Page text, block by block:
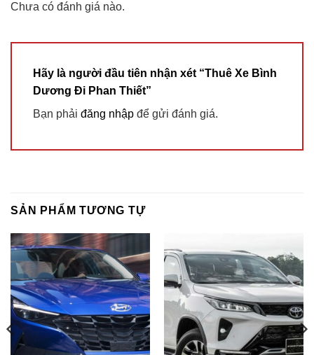
Chưa có đánh giá nào.
Hãy là người đầu tiên nhận xét “Thuê Xe Bình
Dương Đi Phan Thiết”
Bạn phải đăng nhập để gửi đánh giá.
SẢN PHẨM TƯƠNG TỰ